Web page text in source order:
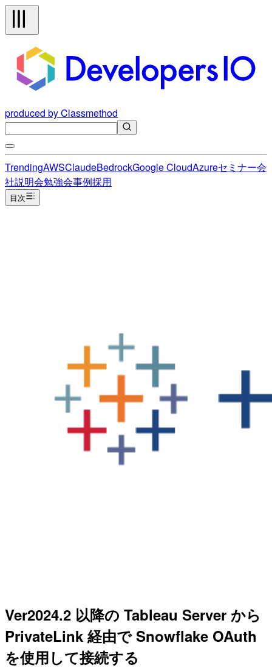
produced by Classmethod
TrendingAWSClaudeBedrockGoogle CloudAzureセミナー会
社説明会勉強会事例採用
目次
Ver2024.2 以降の Tableau Server から
PrivateLink 経由で Snowflake OAuth
を使用して接続する